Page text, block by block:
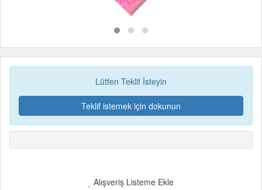
Lütfen Teklif İsteyin
Teklif istemek için dokunun
Alışveriş Listeme Ekle